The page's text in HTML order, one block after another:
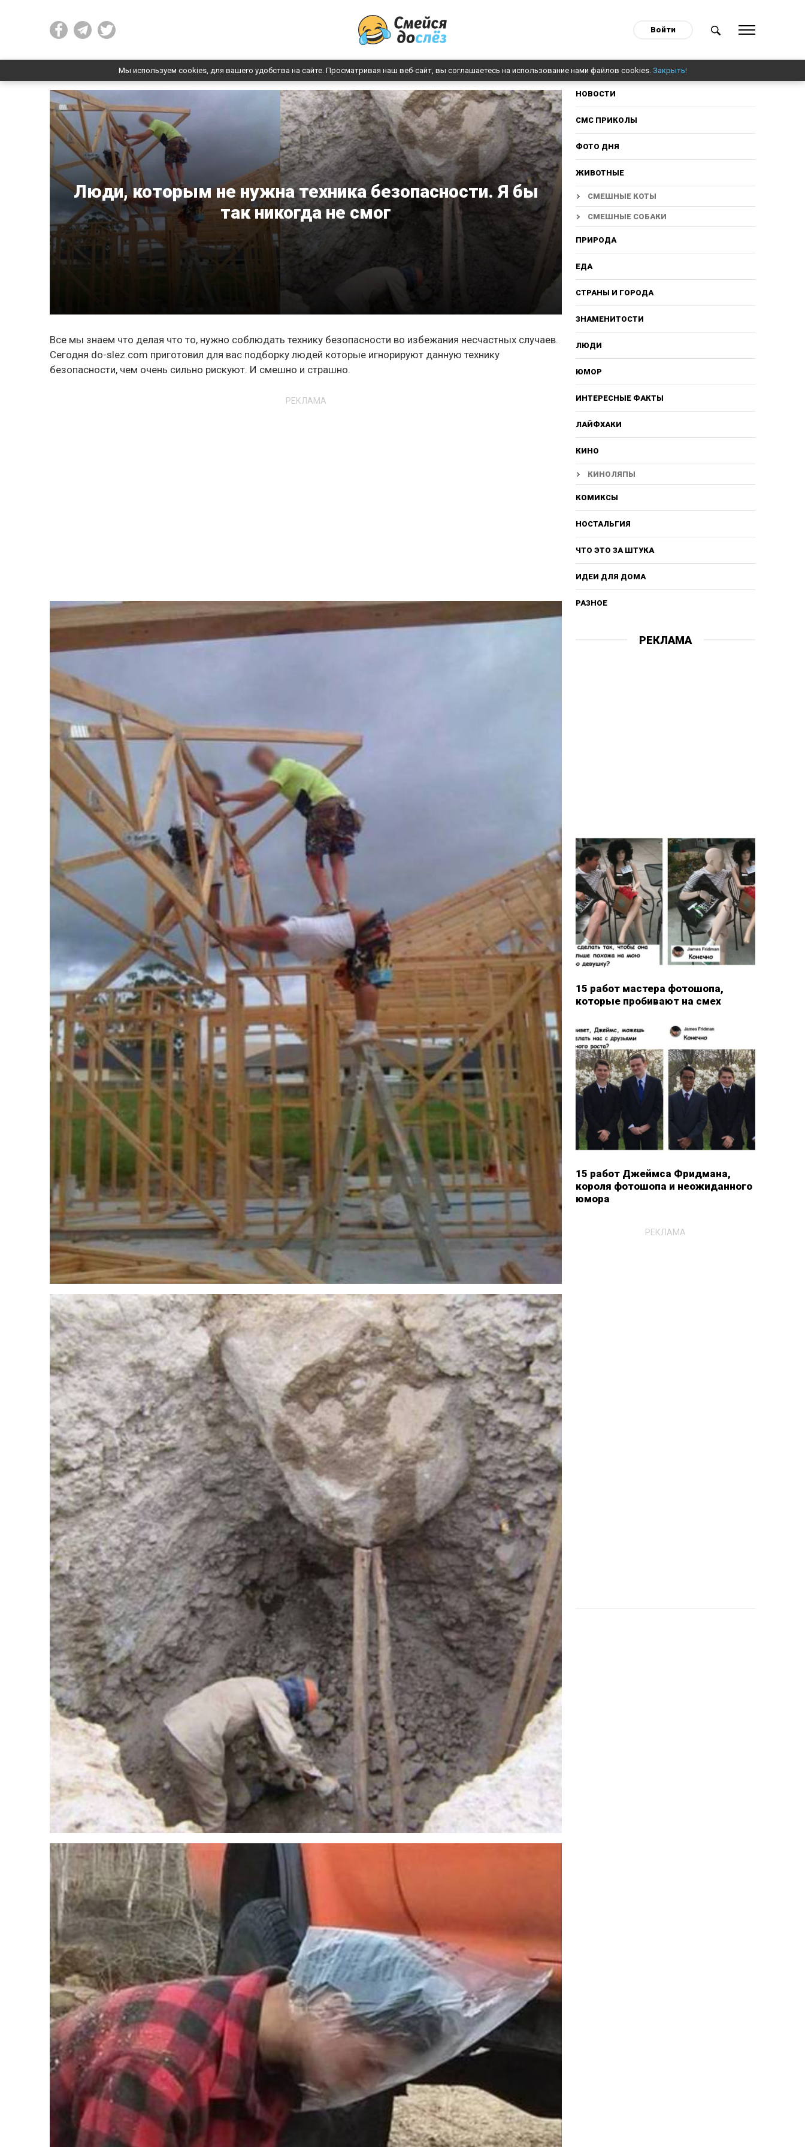
Войти
Мы используем cookies, для вашего удобства на сайте. Просматривая наш веб-сайт, вы соглашаетесь на использование нами файлов cookies. Закрыть!
Люди, которым не нужна техника безопасности. Я бы
так никогда не смог
Все мы знаем что делая что то, нужно соблюдать технику безопасности во избежания несчастных случаев.
Сегодня do-slez.com приготовил для вас подборку людей которые игнорируют данную технику
безопасности, чем очень сильно рискуют. И смешно и страшно.
РЕКЛАМА
НОВОСТИ
СМС ПРИКОЛЫ
ФОТО ДНЯ
ЖИВОТНЫЕ
СМЕШНЫЕ КОТЫ
СМЕШНЫЕ СОБАКИ
ПРИРОДА
ЕДА
СТРАНЫ И ГОРОДА
ЗНАМЕНИТОСТИ
ЛЮДИ
ЮМОР
ИНТЕРЕСНЫЕ ФАКТЫ
ЛАЙФХАКИ
КИНО
КИНОЛЯПЫ
КОМИКСЫ
НОСТАЛЬГИЯ
ЧТО ЭТО ЗА ШТУКА
ИДЕИ ДЛЯ ДОМА
РАЗНОЕ
РЕКЛАМА
15 работ мастера фотошопа,
которые пробивают на смех
15 работ Джеймса Фридмана,
короля фотошопа и неожиданного
юмора
РЕКЛАМА